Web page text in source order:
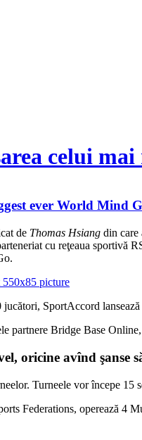
celui
ever World Mind
de Thomas Hsiang din care
cu reţeaua sportivă
SportAccord
partnere Bridge Base Online,
oricine avînd şanse
Turneele vor începe 15
Federations, operează 4